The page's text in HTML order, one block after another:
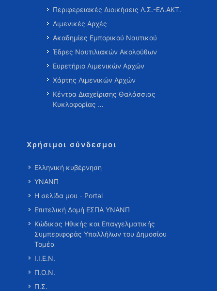
Περιφερειακές Διοικήσεις Λ.Σ.-ΕΛ.ΑΚΤ.
Λιμενικές Αρχές
Ακαδημίες Εμπορικού Ναυτικού
Έδρες Ναυτιλιακών Ακολούθων
Ευρετήριο Λιμενικών Αρχών
Χάρτης Λιμενικών Αρχών
Κέντρα Διαχείρισης Θαλάσσιας
Κυκλοφορίας …
Χρήσιμοι σύνδεσμοι
Ελληνική κυβέρνηση
ΥΝΑΝΠ
Η σελίδα μου - Portal
Επιτελική Δομή ΕΣΠΑ ΥΝΑΝΠ
Κώδικας Ηθικής και Επαγγελματικής
Συμπεριφοράς Υπαλλήλων του Δημοσίου
Τομέα
Ι.Ι.Ε.Ν.
Π.Ο.Ν.
Π.Σ.